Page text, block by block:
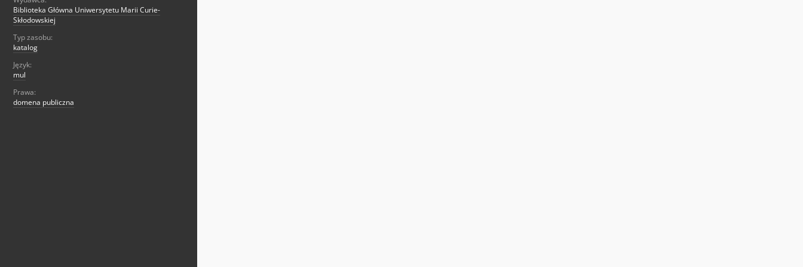
Biblioteka Główna Uniwersytetu Marii Curie-
Skłodowskiej
Typ zasobu:
katalog
Język:
mul
Prawa:
domena publiczna